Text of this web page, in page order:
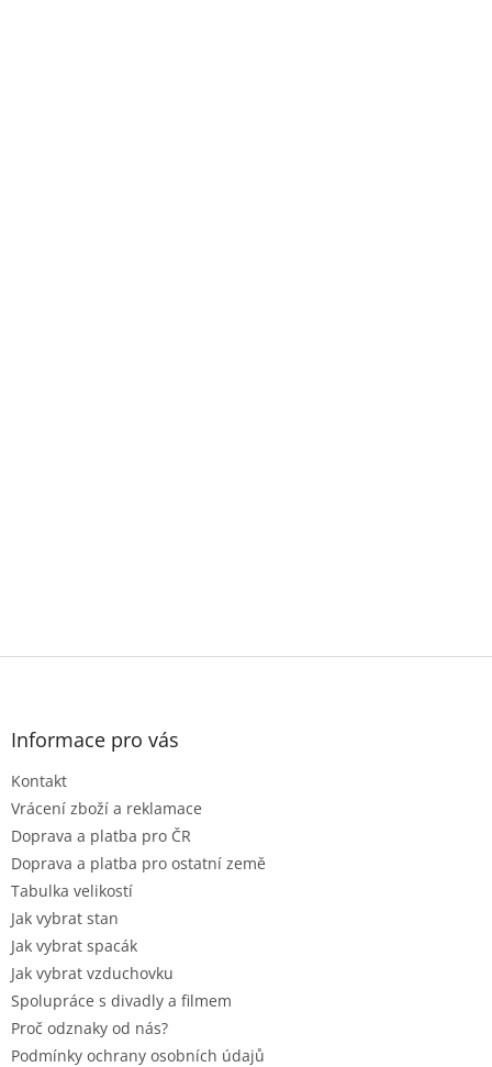
Z
Informace pro vás
Kontakt
Vrácení zboží a reklamace
Doprava a platba pro ČR
Doprava a platba pro ostatní země
Tabulka velikostí
Jak vybrat stan
Jak vybrat spacák
Jak vybrat vzduchovku
Spolupráce s divadly a filmem
Proč odznaky od nás?
Podmínky ochrany osobních údajů